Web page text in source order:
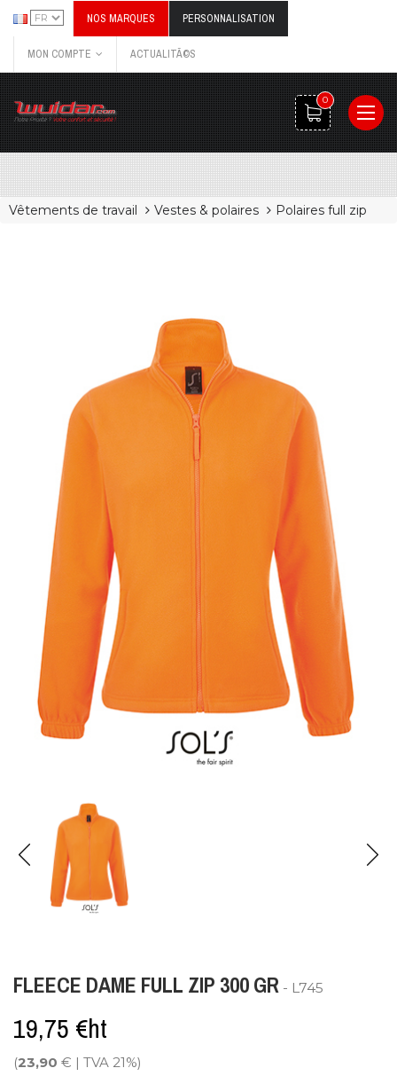
NOS MARQUES PERSONNALISATION
MON COMPTE ACTUALITÃ©S
0
Vêtements de travail Vestes & polaires Polaires full zip
FLEECE DAME FULL ZIP 300 GR - L745
19,75 €ht
(23,90 € | TVA 21%)